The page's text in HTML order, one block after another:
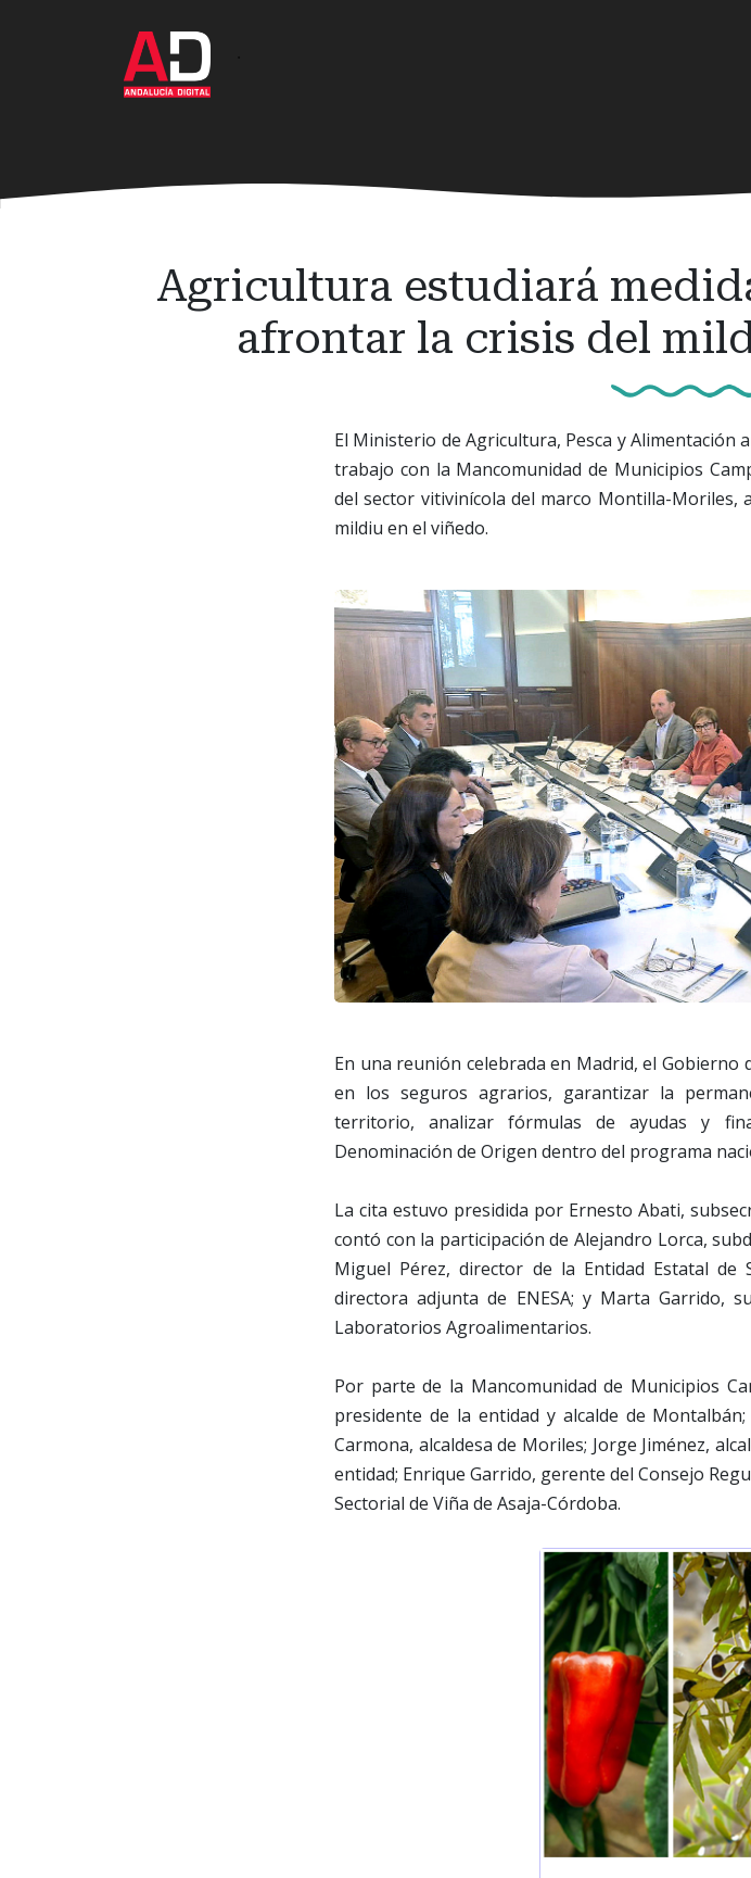
Agricultura estudiará
afrontar la crisis del
El Ministerio de Agricultura, Pesca y
trabajo con la Mancomunidad de Municipios
del sector vitivinícola del marco Montilla-Moriles,
mildiu en el viñedo.
En una reunión celebrada en Madrid, el
en los seguros agrarios, garantizar la
territorio, analizar fórmulas de ayudas y
Denominación de Origen dentro del programa
La cita estuvo presidida por Ernesto Abati,
contó con la participación de Alejandro Lorca,
Miguel Pérez, director de la Entidad Estatal de
directora adjunta de ENESA; y Marta Garrido,
Laboratorios Agroalimentarios.
Por parte de la Mancomunidad de Municipios
presidente de la entidad y alcalde de
Carmona, alcaldesa de Moriles; Jorge Jiménez,
entidad; Enrique Garrido, gerente del Consejo
Sectorial de Viña de Asaja-Córdoba.